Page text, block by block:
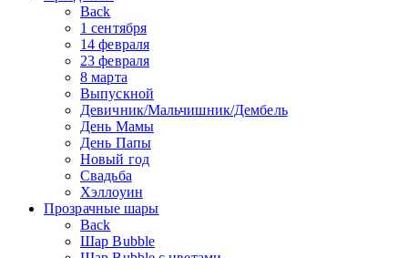
Back
1 сентября
14 февраля
23 февраля
8 марта
Выпускной
Девичник/Мальчишник/Дембель
День Мамы
День Папы
Новый год
Свадьба
Хэллоуин
Прозрачные шары
Back
Шар Bubble